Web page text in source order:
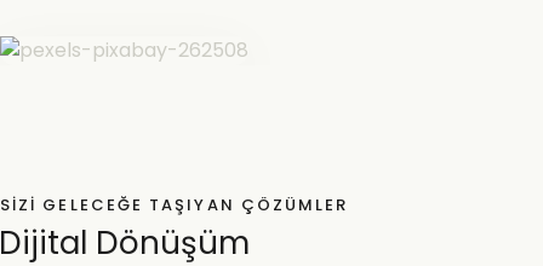
SIZI GELECEĞE TAŞIYAN ÇÖZÜMLER
Dijital Dönüşüm